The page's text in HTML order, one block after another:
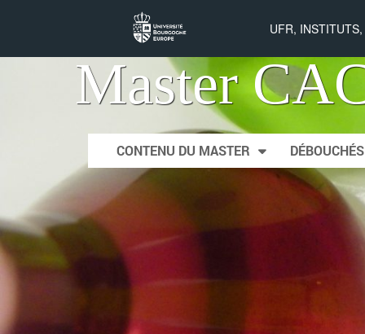
UFR,
Master
Main menu
Skip to content
CONTENU DU MASTER DÉBOUCHÉS